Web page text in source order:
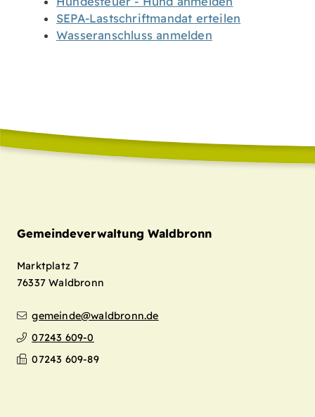
SEPA-Lastschriftmandat erteilen
Wasseranschluss anmelden
Gemeindeverwaltung Waldbronn
Marktplatz 7
76337 Waldbronn
gemeinde@waldbronn.de
07243 609-0
07243 609-89